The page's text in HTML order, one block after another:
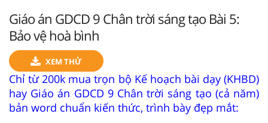
Giáo án GDCD 9 Chân trời sáng tạo Bài 5:
Bảo vệ hoà bình
XEM THỬ
Chỉ từ 200k mua trọn bộ Kế hoạch bài dạy (KHBD)
hay Giáo án GDCD 9 Chân trời sáng tạo (cả năm)
bản word chuẩn kiến thức, trình bày đẹp mắt: